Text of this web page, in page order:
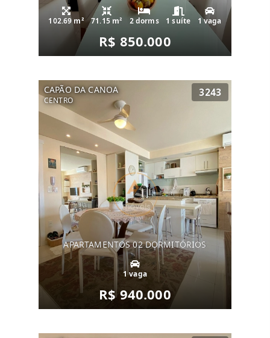
102.69 m² 71.15 m² 2 dorms 1 suíte 1 vaga
R$ 850.000
CAPÃO DA CANOA
CENTRO
3243
APARTAMENTOS 02 DORMITÓRIOS
1 vaga
R$ 940.000